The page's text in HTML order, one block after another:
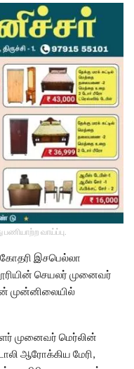
வாய்ப்பு.
இசபெல்லா
செயலர் முனைவர்
முன்னிலையில்
முனைவர் மெர்லின்
ஆரோக்கிய மேரி,